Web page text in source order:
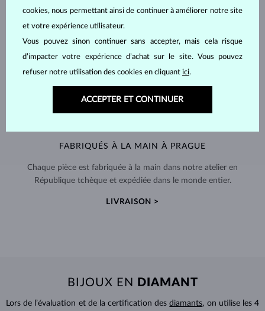
FABRIQUÉS À LA MAIN À PRAGUE
Chaque pièce est fabriquée à la main dans notre atelier en
République tchèque et expédiée dans le monde entier.
LIVRAISON >
BIJOUX EN DIAMANT
Lors de l’évaluation et de la certification desdiamants, on utilise les 4
cookies, nous permettant ainsi de continuer à améliorer notre site
et votre expérience utilisateur.
Vous pouvez sinon continuer sans accepter, mais cela risque
d’impacter votre expérience d’achat sur le site. Vous pouvez
refuser notre utilisation des cookies en cliquant ici.
ACCEPTER ET CONTINUER